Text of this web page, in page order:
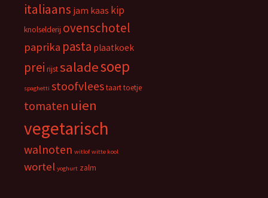
italiaans jam kaas kip
knolselderij ovenschotel
paprika pasta plaatkoek
prei rijstsaladesoep
spaghetti stoofvleestaarttoetje
tomaten uien
vegetarisch
walnoten witlof witte kool
wortel yoghurt zalm